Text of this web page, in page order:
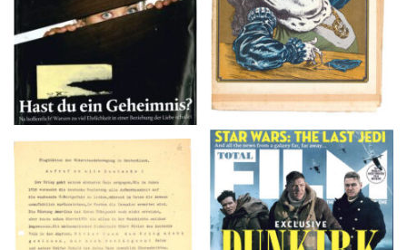
TOTAL FILM #260 –
SUMMER 2017
Flugblätter der Weissen
Rose – V, Januar 1943